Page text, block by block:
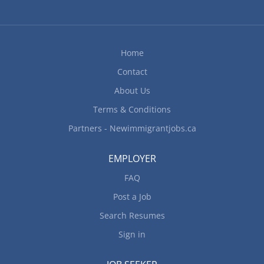
autres objets aux aires de...
Home
Contact
About Us
Terms & Conditions
Partners - Newimmigrantjobs.ca
EMPLOYER
FAQ
Post a Job
Search Resumes
Sign in